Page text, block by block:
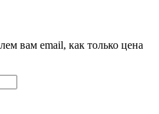
вам email, как только цена